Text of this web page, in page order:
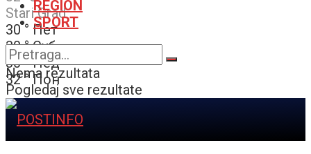
Stari Grad
30 ° Пет
30 ° Суб
30 ° Нед
32 ° Пон
REGION
SPORT
Nema rezultata
Pogledaj sve rezultate